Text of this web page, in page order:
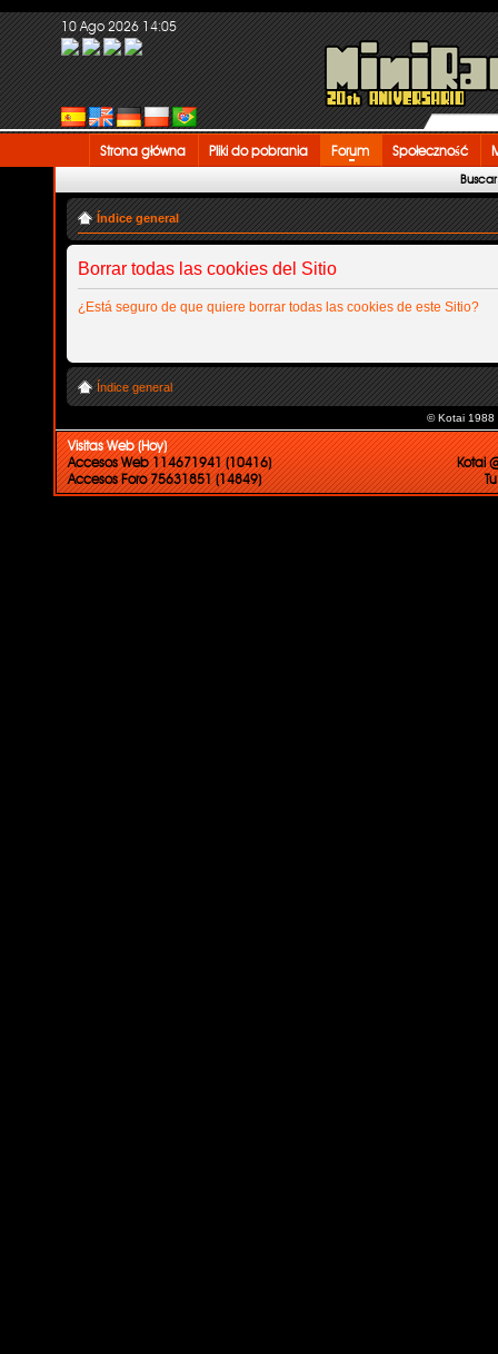
10 Ago 2026 14:05
Strona główna Pliki do pobrania Forum Społeczność
Buscar
Índice general
Borrar todas las cookies del Sitio
¿Está seguro de que quiere borrar todas las cookies de este Sitio?
Índice general
© Kotai 1988
Visitas Web (Hoy)
Accesos Web 114671941 (10416)
Accesos Foro 75631851 (14849)
Kotai